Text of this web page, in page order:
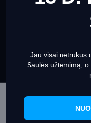
This website uses
Set Prefrences
Jau visai netrukus
Saulės užtemimą,